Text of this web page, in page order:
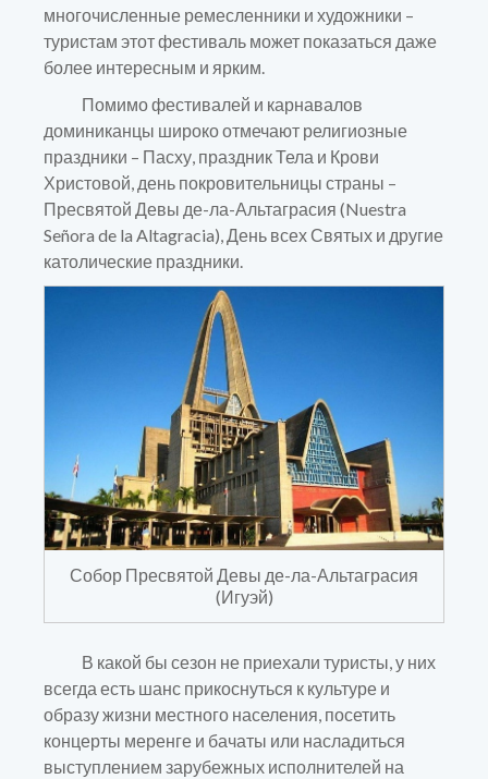
многочисленные ремесленники и художники –
туристам этот фестиваль может показаться даже
более интересным и ярким.
Помимо фестивалей и карнавалов
доминиканцы широко отмечают религиозные
праздники – Пасху, праздник Тела и Крови
Христовой, день покровительницы страны –
Пресвятой Девы де-ла-Альтаграсия (Nuestra
Señora de la Altagracia), День всех Святых и другие
католические праздники.
Собор Пресвятой Девы де-ла-Альтаграсия
(Игуэй)
В какой бы сезон не приехали туристы, у них
всегда есть шанс прикоснуться к культуре и
образу жизни местного населения, посетить
концерты меренге и бачаты или насладиться
выступлением зарубежных исполнителей на